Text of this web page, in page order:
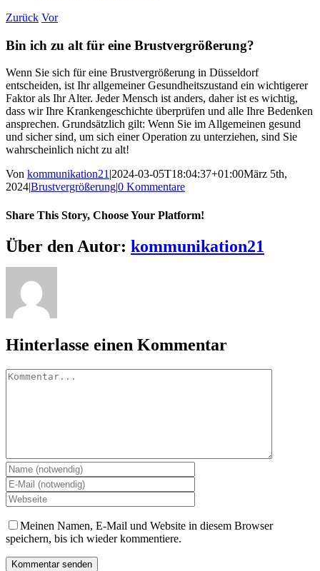
Zurück Vor
Bin ich zu alt für eine Brustvergrößerung?
Wenn Sie sich für eine Brustvergrößerung in Düsseldorf
entscheiden, ist Ihr allgemeiner Gesundheitszustand ein wichtigerer
Faktor als Ihr Alter. Jeder Mensch ist anders, daher ist es wichtig,
dass wir Ihre Krankengeschichte überprüfen und alle Ihre Bedenken
ansprechen. Grundsätzlich gilt: Wenn Sie im Allgemeinen gesund
und sicher sind, um sich einer Operation zu unterziehen, sind Sie
wahrscheinlich nicht zu alt!
Von kommunikation21|2024-03-05T18:04:37+01:00März 5th,
2024|Brustvergrößerung|0 Kommentare
Share This Story, Choose Your Platform!
Facebook
X
Reddit
LinkedIn
WhatsApp
Tumblr
Pinterest
Vk
E-
Mail
Über den Autor: kommunikation21
Hinterlasse einen Kommentar
Kommentar
Meinen Namen, E-Mail und Website in diesem Browser
speichern, bis ich wieder kommentiere.